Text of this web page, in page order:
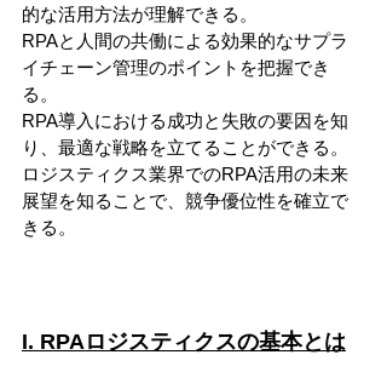
的な活用方法が理解できる。
RPAと人間の共働による効果的なサプラ
イチェーン管理のポイントを把握でき
る。
RPA導入における成功と失敗の要因を知
り、最適な戦略を立てることができる。
ロジスティクス業界でのRPA活用の未来
展望を知ることで、競争優位性を確立で
きる。
I. RPAロジスティクスの基本とは